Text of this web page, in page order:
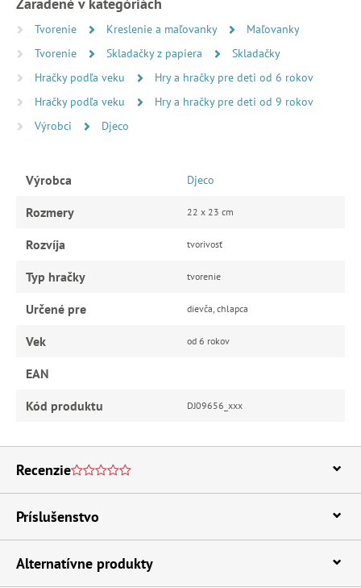
Tvorenie Kreslenie a maľovanky
Maľovanky
Tvorenie
Skladačky z papiera
Skladačky
Hračky podľa veku
Hry a hračky pre deti od 6 rokov
Hračky podľa veku
Hry a hračky pre deti od 9 rokov
Výrobci
Djeco
Výrobca Djeco
Rozmery 22 x 23 cm
Rozvíja tvorivosť
Typ hračky tvorenie
Určené pre dievča, chlapca
Vek od 6 rokov
EAN
Kód produktu
DJ09656_xxx
Recenzie
Príslušenstvo
Alternatívne produkty